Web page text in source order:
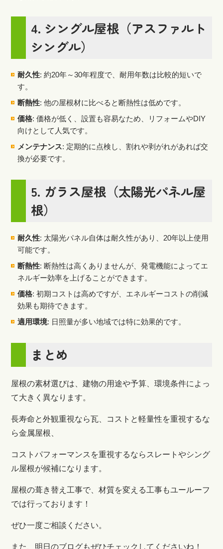
4. シングル屋根（アスファルト
シングル）
耐久性: 約20年～30年程度で、耐用年数は比較的短いで
す。
断熱性: 他の屋根材に比べると断熱性は低めです。
価格: 価格が低く、設置も容易なため、リフォームやDIY
向けとして人気です。
メンテナンス: 定期的に点検し、割れや剥がれがあれば交
換が必要です。
5. ガラス屋根（太陽光パネル屋
根）
耐久性: 太陽光パネル自体は耐久性があり、20年以上使用
可能です。
断熱性: 断熱性は高くありませんが、発電機能によってエ
ネルギー効率を上げることができます。
価格: 初期コストは高めですが、エネルギーコストの削減
効果も期待できます。
適用環境: 日照量が多い地域では特に効果的です。
まとめ
屋根の素材選びは、建物の用途や予算、環境条件によっ
て大きく異なります。
長寿命と外観重視なら瓦、コストと軽量性を重視するな
ら金属屋根、
コストパフォーマンスを重視するならスレートやシング
ル屋根が候補になります。
屋根の葺き替え工事で、材質を変える工事もユールーフ
では行っております！
ぜひ一度ご相談ください。
また、明日のブログもぜひチェックしてくださいね！